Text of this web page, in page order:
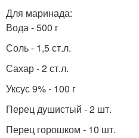
Для маринада:
Вода - 500 г
Соль - 1,5 ст.л.
Сахар - 2 ст.л.
Уксус 9% - 100 г
Перец душистый - 2 шт.
Перец горошком - 10 шт.